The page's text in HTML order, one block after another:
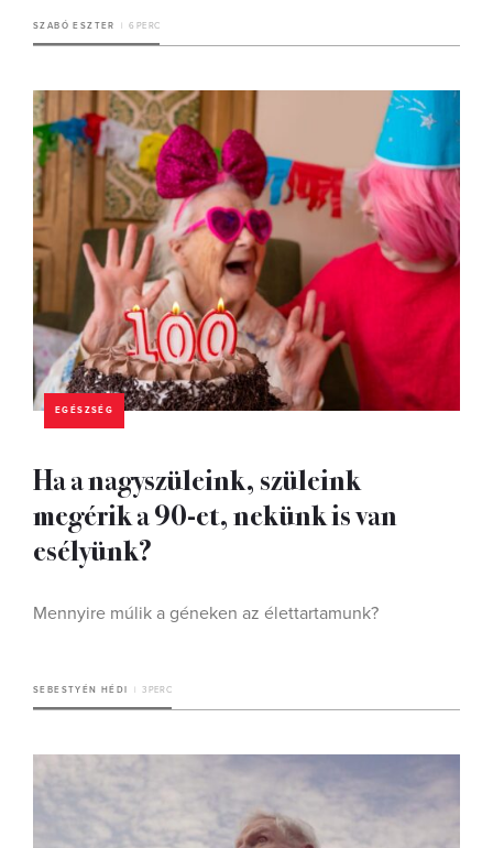
SZABÓ ESZTER 6 PERC
EGÉSZSÉG
Ha a nagyszüleink, szüleink
megérik a 90-et, nekünk is van
esélyünk?
Mennyire múlik a géneken az élettartamunk?
SEBESTYÉN HÉDI 3 PERC